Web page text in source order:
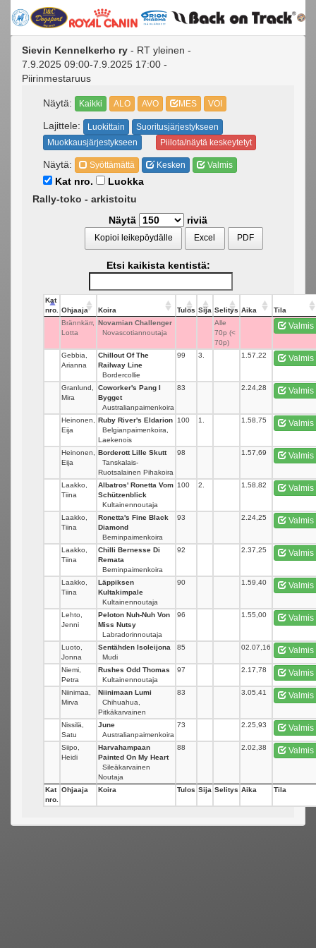
Sievin Kennelkerho ry - RT yleinen -
7.9.2025 09:00-7.9.2025 17:00 -
Piirinmestaruus
Näytä: Kaikki ALO AVO MES VOI
Lajittele: Luokittain
Suoritusjärjestykseen
Muokkausjärjestykseen
Piilota/näytä keskeytetyt
Näytä: Syöttämättä Kesken Valmis
Kat nro.
Luokka
Rally-toko - arkistoitu
Näytä
riviä
Kopioi leikepöydälle Excel PDF
Etsi kaikista kentistä:
Kat
nro.
Ohjaaja Koira Tulos Sija Selitys Aika
Tila
Brännkärr,
Lotta
Novamian Challenger
Novascotiannoutaja
Alle
70p (<
70p)
Valmis
Gebbia,
Arianna
Chillout Of The
Railway Line
Bordercollie
99 3. 1.57,22 Valmis
Granlund,
Mira
Coworker's Pang I
Bygget
Australianpaimenkoira
83 2.24,28 Valmis
Heinonen,
Eija
Ruby River's Eldarion
Belgianpaimenkoira,
Laekenois
100 1. 1.58,75 Valmis
Heinonen,
Eija
Borderott Lille Skutt
Tanskalais-
Ruotsalainen Pihakoira
98 1.57,69 Valmis
Laakko,
Tiina
Albatros' Ronetta Vom
Schützenblick
Kultainennoutaja
100 2. 1.58,82 Valmis
Laakko,
Tiina
Ronetta's Fine Black
Diamond
Berninpaimenkoira
93 2.24,25 Valmis
Laakko,
Tiina
Chilli Bernesse Di
Remata
Berninpaimenkoira
92 2.37,25 Valmis
Laakko,
Tiina
Läppiksen
Kultakimpale
Kultainennoutaja
90 1.59,40 Valmis
Lehto,
Jenni
Peloton Nuh-Nuh Von
Miss Nutsy
Labradorinnoutaja
96 1.55,00 Valmis
Luoto,
Jonna
Sentähden Isoleijona
Mudi
85 02.07,16 Valmis
Niemi,
Petra
Rushes Odd Thomas
Kultainennoutaja
97 2.17,78 Valmis
Niinimaa,
Mirva
Niinimaan Lumi
Chihuahua,
Pitkäkarvainen
83 3.05,41 Valmis
Nissilä,
Satu
June
Australianpaimenkoira
73 2.25,93 Valmis
Siipo,
Heidi
Harvahampaan
Painted On My Heart
Sileäkarvainen
Noutaja
88 2.02,38 Valmis
Kat
nro.
Ohjaaja Koira Tulos Sija Selitys Aika Tila